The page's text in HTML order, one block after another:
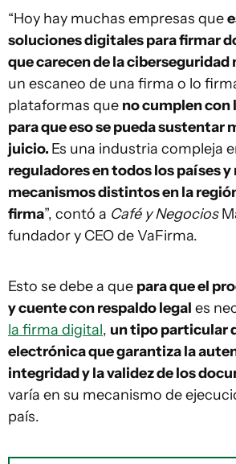
“Hoy hay muchas empresas que
soluciones digitales para firmar
que carecen de la ciberseguridad
un escaneo de una firma o lo
plataformas que no cumplen con
para que eso se pueda sustentar
juicio. Es una industria compleja
reguladores en todos los países
mecanismos distintos en la
firma”, contó a Café y Negocios
fundador y CEO de VaFirma.
Esto se debe a que para que el
y cuente con respaldo legal es
la firma digital, un tipo particular
electrónica que garantiza la
integridad y la validez de los
varía en su mecanismo de
país.